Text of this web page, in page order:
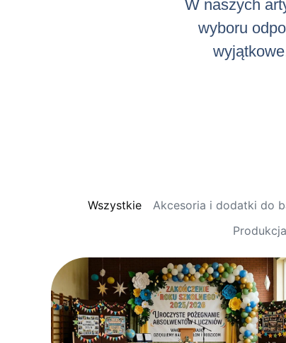
W naszych
wyboru
Akcesoria i dodatki do
Wszystkie